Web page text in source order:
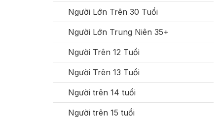
Người Lớn Trên 30 Tuổi
Người Lớn Trung Niên 35+
Người Trên 12 Tuổi
Người Trên 13 Tuổi
Người trên 14 tuổi
Người trên 15 tuổi